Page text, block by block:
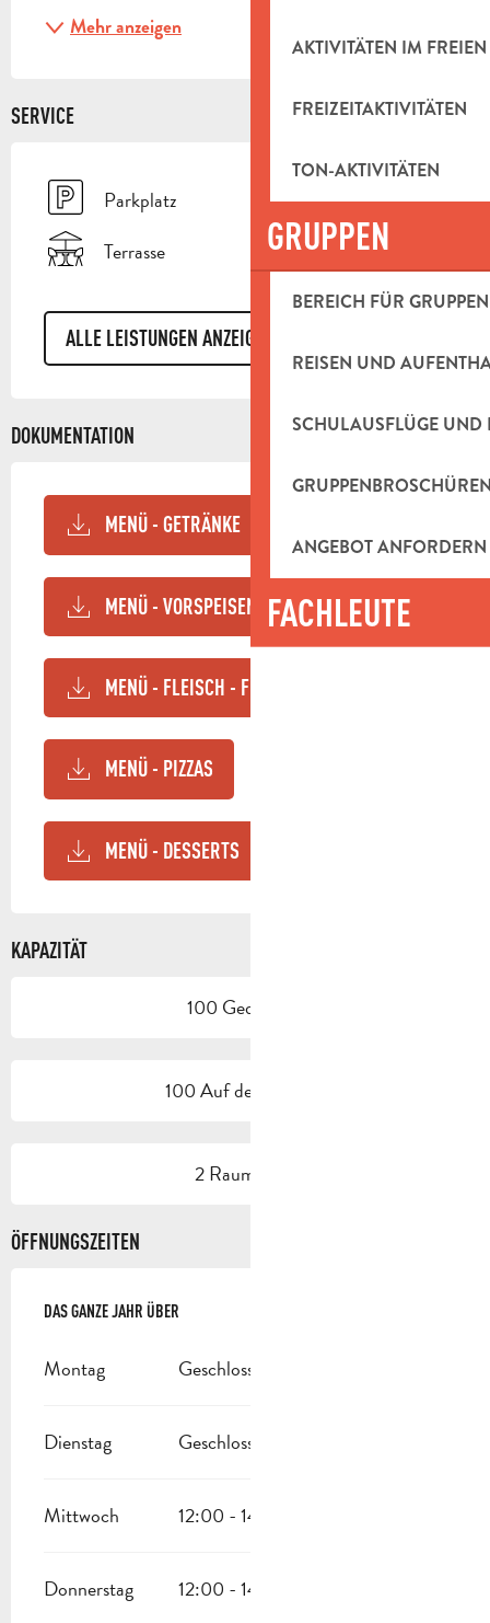
AKTIVITÄTEN IM FREIEN
FREIZEITAKTIVITÄTEN
TON-AKTIVITÄTEN
GRUPPEN
BEREICH FÜR GRUPPEN
REISEN UND
SCHULAUSFLÜGE UND
ANGEBOT ANFORDERN
FACHLEUTE
Mehr anzeigen
SERVICE
Parkplatz
Terrasse
ALLE LEISTUNGEN ANZEIGEN
DOKUMENTATION
MENÜ - GETRÄNKE
MENÜ - VORSPEISEN
MENÜ - FLEISCH - FISCH - NUDELN
MENÜ - PIZZAS
MENÜ - DESSERTS
KAPAZITÄT
100 Gedeck(e)
100 Auf der Terrasse
2 Raum/Saal
ÖFFNUNGSZEITEN
DAS GANZE JAHR ÜBER
DAS GANZE JAHR ÜBER
Montag Geschlossen
Dienstag Geschlossen
Mittwoch 12:00 - 14:00
Donnerstag 12:00 - 14:00